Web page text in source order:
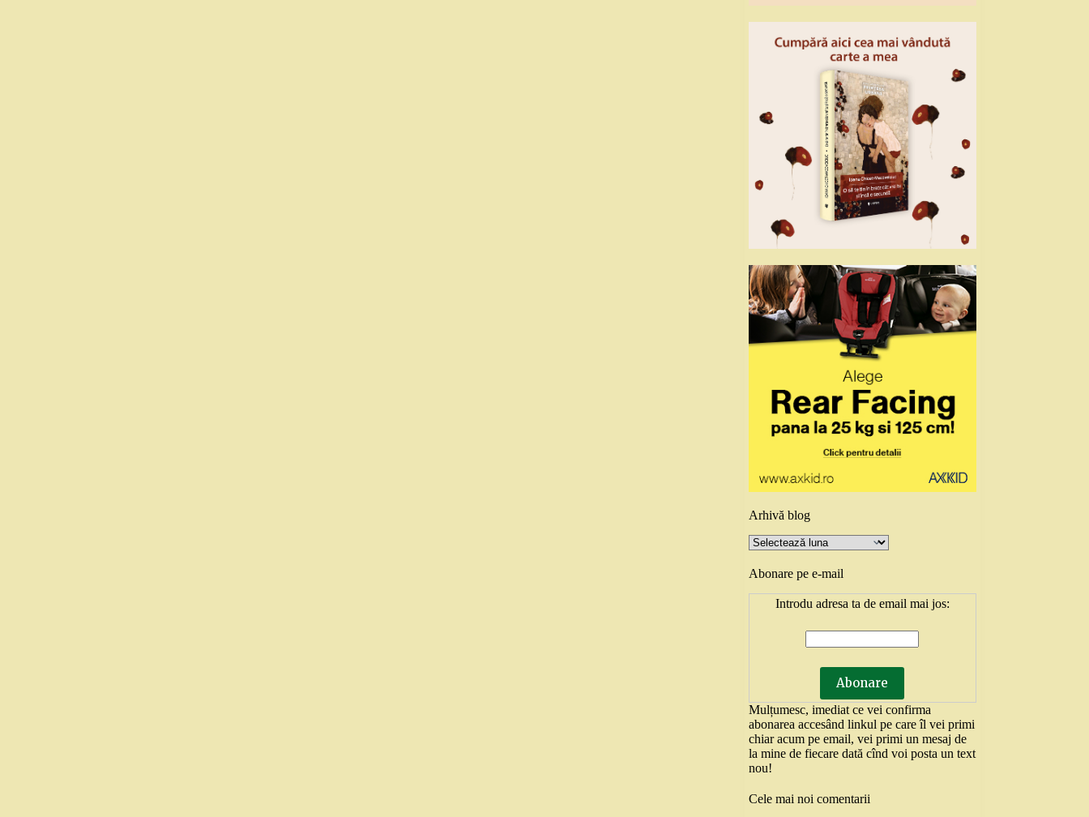
Arhivă blog
Arhivă
blog
Abonare pe e-mail
Introdu adresa ta de email mai jos:
Mulțumesc, imediat ce vei confirma
abonarea accesând linkul pe care îl vei primi
chiar acum pe email, vei primi un mesaj de
la mine de fiecare dată cînd voi posta un text
nou!
Cele mai noi comentarii